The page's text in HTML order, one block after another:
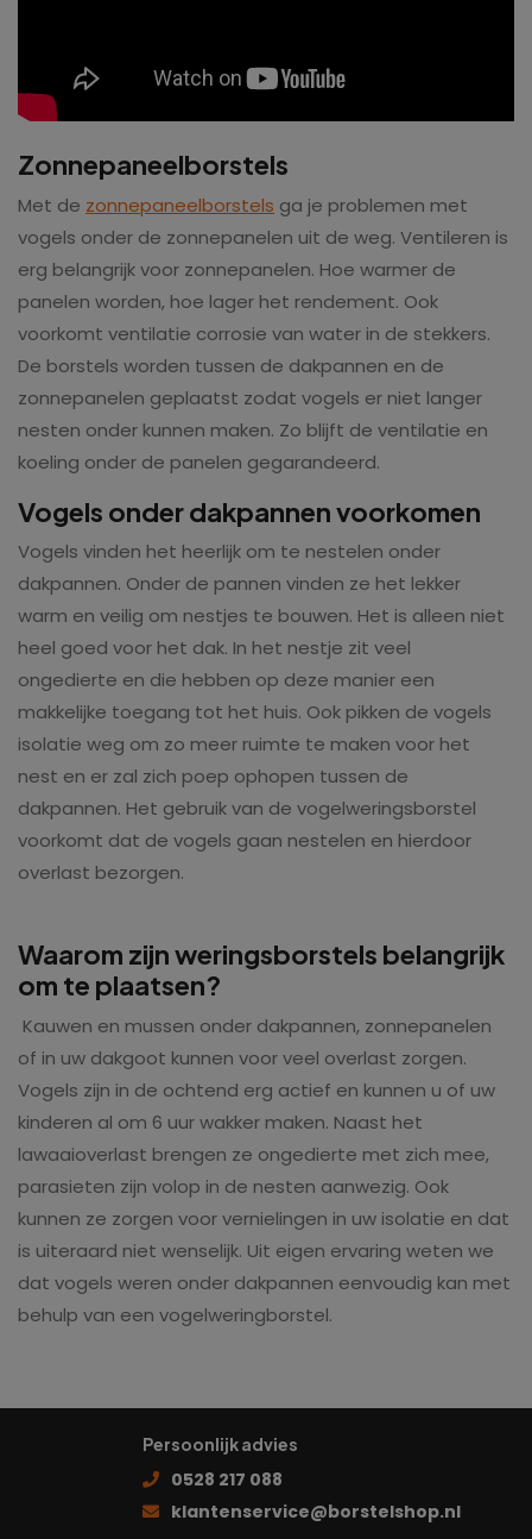
Zonnepaneelborstels
Met de zonnepaneelborstels ga je problemen met
vogels onder de zonnepanelen uit de weg. Ventileren is
erg belangrijk voor zonnepanelen. Hoe warmer de
panelen worden, hoe lager het rendement. Ook
voorkomt ventilatie corrosie van water in de stekkers.
De borstels worden tussen de dakpannen en de
zonnepanelen geplaatst zodat vogels er niet langer
nesten onder kunnen maken. Zo blijft de ventilatie en
koeling onder de panelen gegarandeerd.
Vogels onder dakpannen voorkomen
Vogels vinden het heerlijk om te nestelen onder
dakpannen. Onder de pannen vinden ze het lekker
warm en veilig om nestjes te bouwen. Het is alleen niet
heel goed voor het dak. In het nestje zit veel
ongedierte en die hebben op deze manier een
makkelijke toegang tot het huis. Ook pikken de vogels
isolatie weg om zo meer ruimte te maken voor het
nest en er zal zich poep ophopen tussen de
dakpannen. Het gebruik van de vogelweringsborstel
voorkomt dat de vogels gaan nestelen en hierdoor
overlast bezorgen.
Waarom zijn weringsborstels belangrijk
om te plaatsen?
Kauwen en mussen onder dakpannen, zonnepanelen
of in uw dakgoot kunnen voor veel overlast zorgen.
Vogels zijn in de ochtend erg actief en kunnen u of uw
kinderen al om 6 uur wakker maken. Naast het
lawaaioverlast brengen ze ongedierte met zich mee,
parasieten zijn volop in de nesten aanwezig. Ook
kunnen ze zorgen voor vernielingen in uw isolatie en dat
is uiteraard niet wenselijk. Uit eigen ervaring weten we
dat vogels weren onder dakpannen eenvoudig kan met
behulp van een vogelweringborstel.
Persoonlijk advies
0528 217 088
klantenservice@borstelshop.nl